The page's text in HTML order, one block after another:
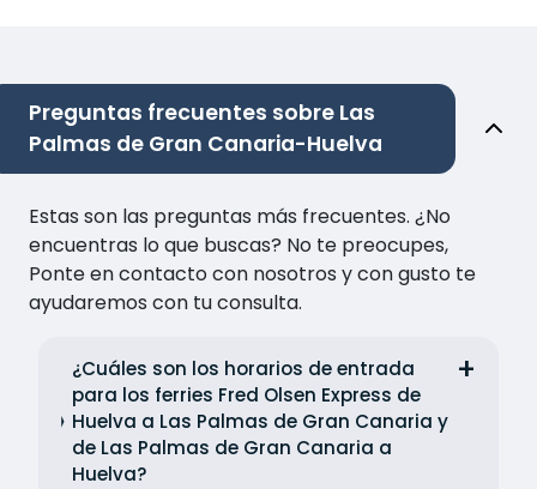
Preguntas frecuentes sobre Las
Palmas de Gran Canaria-Huelva
Estas son las preguntas más frecuentes. ¿No
encuentras lo que buscas? No te preocupes,
Ponte en contacto con nosotros y con gusto te
ayudaremos con tu consulta.
¿Cuáles son los horarios de entrada
para los ferries Fred Olsen Express de
Huelva a Las Palmas de Gran Canaria y
de Las Palmas de Gran Canaria a
Huelva?